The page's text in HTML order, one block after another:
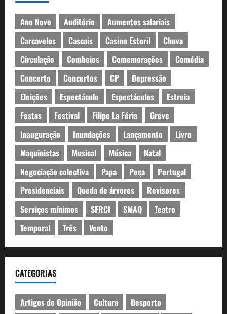
Ano Novo Auditório
Aumentos salariais
Carcavelos
Cascais Casino Estoril
Chuva
Circulação
Comboios Comemorações
Comédia
Concerto
Concertos CP
Depressão
Eleições
Espectáculo Espectáculos
Estreia
Festas
Festival Filipe La Féria
Greve
Inauguração
Inundações Lançamento
Livro
Maquinistas
Musical Música
Natal
Negociação colectiva
Papa Peça
Portugal
Presidenciais
Queda de árvores
Revisores
Serviços mínimos
SFRCI SMAQ
Teatro
Temporal
Três Vento
CATEGORIAS
Artigos de Opinião Cultura
Desporto